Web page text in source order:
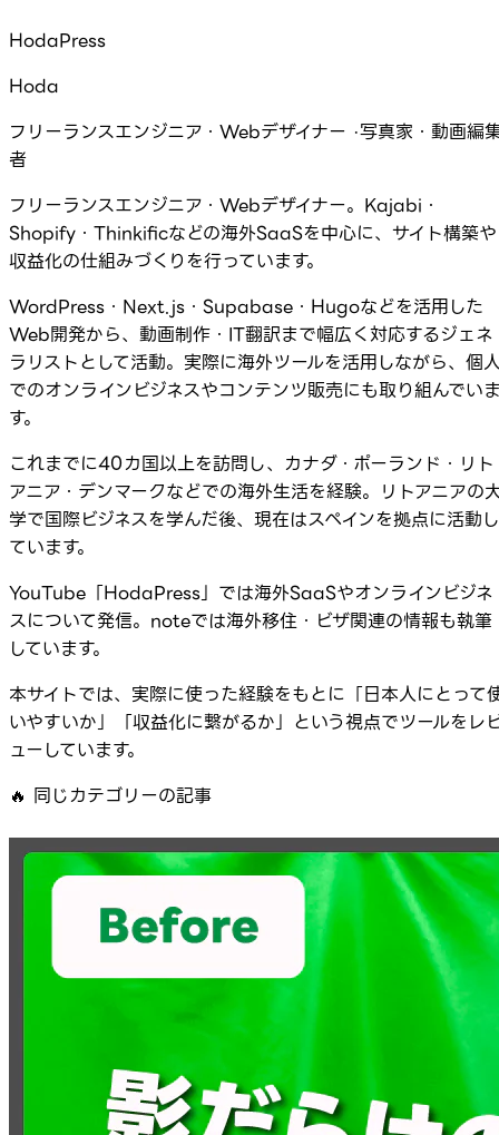
HodaPress
Hoda
フリーランスエンジニア・Webデザイナー ·写真家・動画編
者
フリーランスエンジニア・Webデザイナー。Kajabi・
Shopify・Thinkificなどの海外SaaSを中心に、サイト構築や
収益化の仕組みづくりを行っています。
WordPress・Next.js・Supabase・Hugoなどを活用した
Web開発から、動画制作・IT翻訳まで幅広く対応するジェネ
ラリストとして活動。実際に海外ツールを活用しながら、個
でのオンラインビジネスやコンテンツ販売にも取り組んでい
す。
これまでに40カ国以上を訪問し、カナダ・ポーランド・リト
アニア・デンマークなどでの海外生活を経験。リトアニアの
学で国際ビジネスを学んだ後、現在はスペインを拠点に活動し
ています。
YouTube「HodaPress」では海外SaaSやオンラインビジネ
スについて発信。noteでは海外移住・ビザ関連の情報も執筆
しています。
本サイトでは、実際に使った経験をもとに「日本人にとって
いやすいか」「収益化に繋がるか」という視点でツールをレ
ューしています。
🔥 同じカテゴリーの記事